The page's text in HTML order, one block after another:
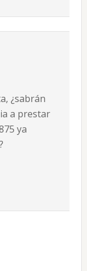
¿sabrán
a prestar
ya